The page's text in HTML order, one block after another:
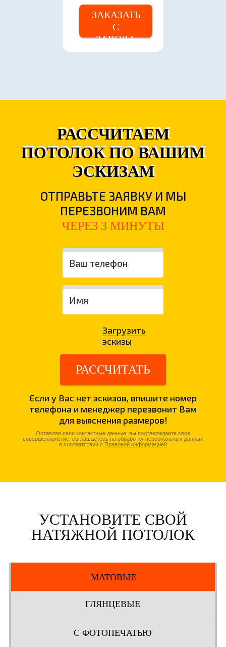
ЗАКАЗАТЬ
С
ЗАВОДА
РАССЧИТАЕМ
ПОТОЛОК ПО ВАШИМ
ЭСКИЗАМ
ОТПРАВЬТЕ ЗАЯВКУ И МЫ
ПЕРЕЗВОНИМ ВАМ
ЧЕРЕЗ 3 МИНУТЫ
Загрузить
эскизы
РАССЧИТАТЬ
Если у Вас нет эскизов, впишите номер
телефона и менеджер перезвонит Вам
для выяснения размеров!
Оставляя свои контактные данные, вы подтверждаете свое
совершеннолетие, соглашаетесь на обработку персональных данных
в соответствии с Правовой информацией
УСТАНОВИТЕ СВОЙ
НАТЯЖНОЙ ПОТОЛОК
МАТОВЫЕ
ГЛЯНЦЕВЫЕ
С ФОТОПЕЧАТЬЮ